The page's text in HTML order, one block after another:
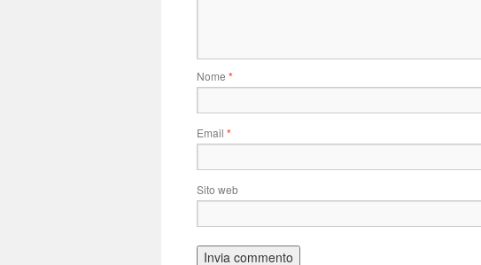
Nome *
Email *
Sito web